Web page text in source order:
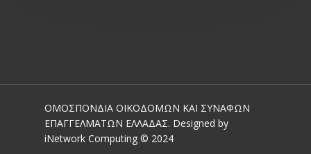
ΟΜΟΣΠΟΝΔΙΑ ΟΙΚΟΔΟΜΩΝ ΚΑΙ ΣΥΝΑΦΩΝ
ΕΠΑΓΓΕΛΜΑΤΩΝ ΕΛΛΑΔΑΣ. Designed by
iNetwork Computing © 2024